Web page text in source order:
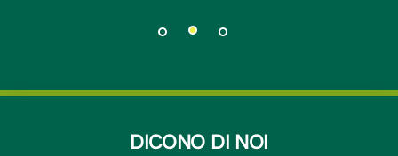
DICONO DI NOI